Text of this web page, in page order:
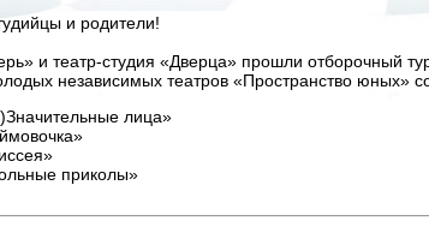
и родители!
и театр-студия «Дверца» прошли отборочный
независимых театров «Пространство юных»
лица»
приколы»